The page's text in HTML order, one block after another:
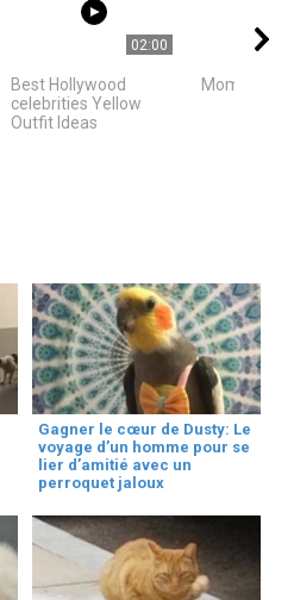
02:00
Best Hollywood
celebrities Yellow
Outfit Ideas
Mom is
Gagner le cœur de Dusty: Le
voyage d’un homme pour se
lier d’amitié avec un
perroquet jaloux